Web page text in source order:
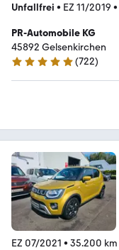
Unfallfrei • EZ 11/2019 •
PR-Automobile KG
45892 Gelsenkirchen
4.9 Sterne
(722)
EZ 07/2021 • 35.200 km